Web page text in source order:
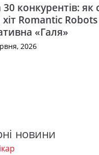
конкурентів: як
Romantic
«Галя»
2026
новини